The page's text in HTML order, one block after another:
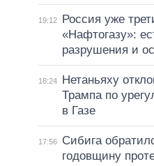
19:12
Россия уже
«Нафтогазу»:
разрушения и
18:24
Нетаньяху
Трампа по
в Газе
17:56
Сибига
годовщину